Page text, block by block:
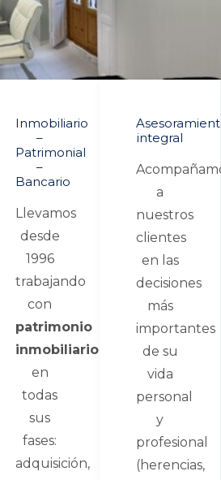
Inmobiliario
–
Patrimonial
–
Bancario
Llevamos
desde
1996
trabajando
con
patrimonio
inmobiliario
en
todas
sus
fases:
adquisición,
integral
a
nuestros
clientes
en las
decisiones
más
importantes
de su
vida
personal
y
profesional
(herencias,